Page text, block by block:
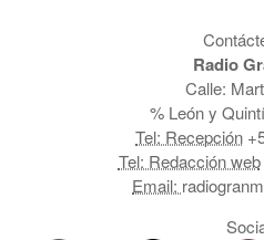
Radio
Calle:
% León y
Tel: Recepción
Tel: Redacción web
Email: